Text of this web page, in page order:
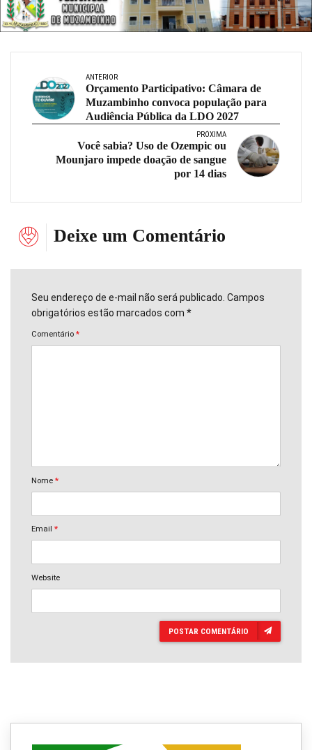
ANTERIOR
Orçamento Participativo: Câmara de
Muzambinho convoca população para
Audiência Pública da LDO 2027
PRÓXIMA
Você sabia? Uso de Ozempic ou
Mounjaro impede doação de sangue
por 14 dias
Deixe um Comentário
Seu endereço de e-mail não será publicado. Campos
obrigatórios estão marcados com *
Comentário *
Nome *
Email *
Website
POSTAR COMENTÁRIO